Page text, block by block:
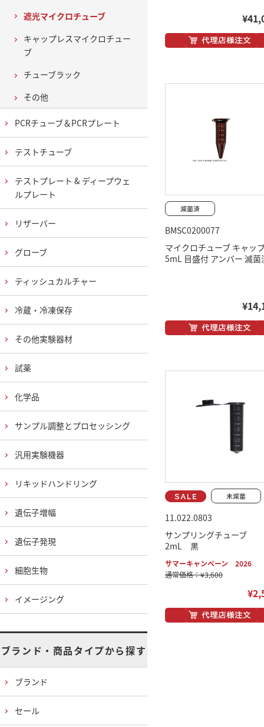
BMSC0200077
マイクロチューブ キャッ
5mL 目盛付 アンバー 滅菌
11.022.0803
サンプリングチューブ
2mL 黒
サマーキャンペーン 2026
通常価格：¥3,600
遮光マイクロチューブ
キャップレスマイクロチュー
ブ
チューブラック
その他
PCRチューブ＆PCRプレート
テストチューブ
テストプレート & ディープウェ
ルプレート
リザーバー
グローブ
ティッシュカルチャー
冷蔵・冷凍保存
その他実験器材
試薬
化学品
サンプル調整とプロセッシング
汎用実験機器
リキッドハンドリング
遺伝子増幅
遺伝子発現
細胞生物
イメージング
ブランド・商品タイプから探す
ブランド
セール